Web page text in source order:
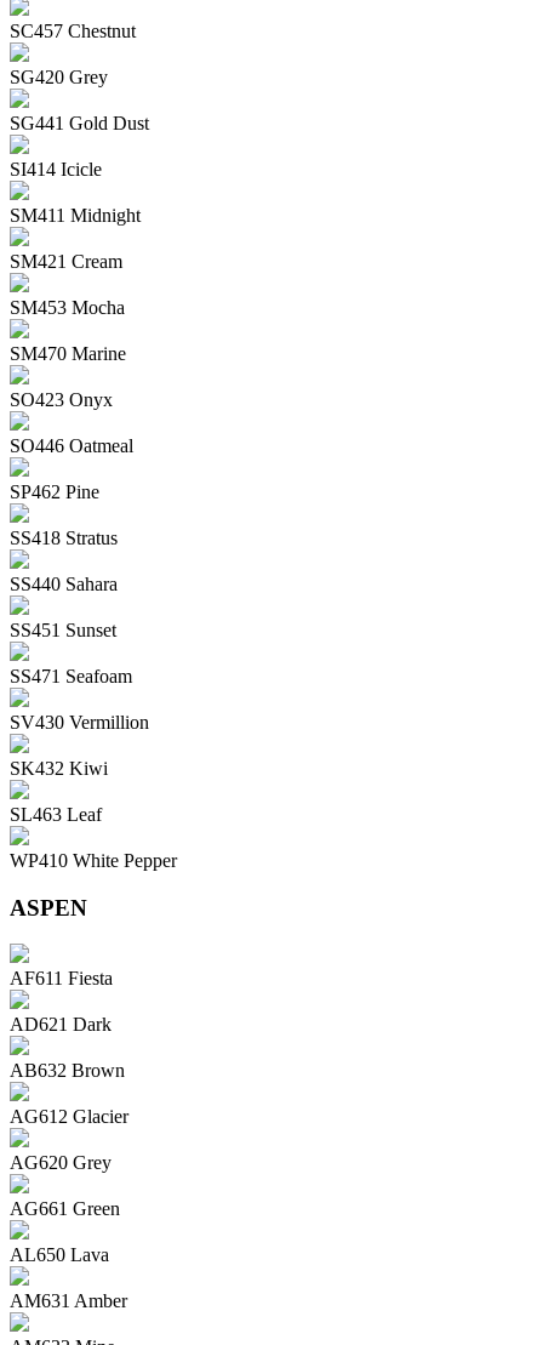
SC457 Chestnut
SG420 Grey
SG441 Gold Dust
SI414 Icicle
SM411 Midnight
SM421 Cream
SM453 Mocha
SM470 Marine
SO423 Onyx
SO446 Oatmeal
SP462 Pine
SS418 Stratus
SS440 Sahara
SS451 Sunset
SS471 Seafoam
SV430 Vermillion
SK432 Kiwi
SL463 Leaf
WP410 White Pepper
ASPEN
AF611 Fiesta
AD621 Dark
AB632 Brown
AG612 Glacier
AG620 Grey
AG661 Green
AL650 Lava
AM631 Amber